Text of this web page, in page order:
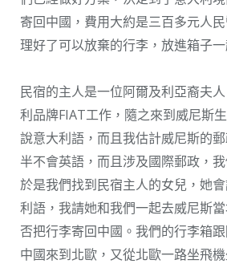
寄回中國，費用大約是三百多元人
理好了可以放棄的行李，放進箱子一
民宿的主人是一位阿爾及利亞裔夫
利品牌FIAT工作，隨之來到威尼斯
說意大利語，而且我估計威尼斯的
半不會英語，而且涉及國際郵政，
於是我們找到民宿主人的女兒，她
利語，我請她和我們一起去威尼斯
否把行李寄回中國。我們的行李箱
中國來到北歐，又從北歐一路坐飛